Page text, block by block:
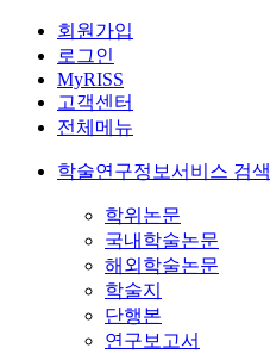
회원가입
로그인
MyRISS
고객센터
전체메뉴
학술연구정보서비스 검색
학위논문
국내학술논문
해외학술논문
학술지
단행본
연구보고서